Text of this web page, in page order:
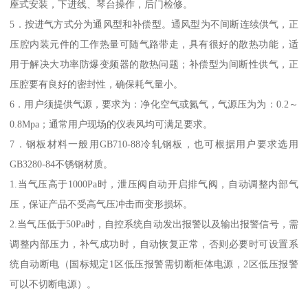
座式安装，下进线、琴台操作，后门检修。
5．按进气方式分为通风型和补偿型。通风型为不间断连续供气，正
压腔内装元件的工作热量可随气路带走，具有很好的散热功能，适
用于解决大功率防爆变频器的散热问题；补偿型为间断性供气，正
压腔要有良好的密封性，确保耗气量小。
6．用户须提供气源，要求为：净化空气或氮气，气源压为为：0.2～
0.8Mpa；通常用户现场的仪表风均可满足要求。
7．钢板材料一般用GB710-88冷轧钢板，也可根据用户要求选用
GB3280-84不锈钢材质。
1.当气压高于1000Pa时，泄压阀自动开启排气阀，自动调整内部气
压，保证产品不受高气压冲击而变形损坏。
2.当气压低于50Pa时，自控系统自动发出报警以及输出报警信号，需
调整内部压力，补气成功时，自动恢复正常，否则必要时可设置系
统自动断电（国标规定1区低压报警需切断柜体电源，2区低压报警
可以不切断电源）。